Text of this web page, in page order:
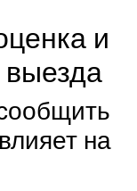
и
выезда
на